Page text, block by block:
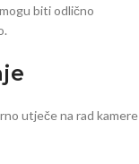
biti odlično
utječe na rad kamere